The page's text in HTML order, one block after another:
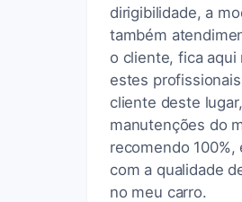
dirigibilidade, a
também
o cliente, fica
estes
cliente deste
manutenções do
recomendo
com a qualidade
no meu carro.